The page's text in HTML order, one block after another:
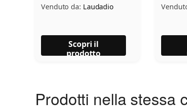
Venduto da: Laudadio
Scopri il
prodotto
Prodotti nella stessa